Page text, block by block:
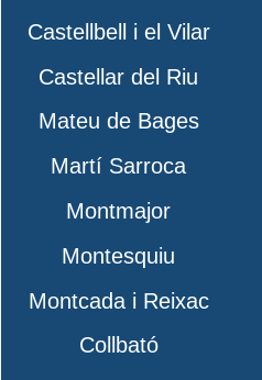
Castellbell i el Vilar
Castellar del Riu
Mateu de Bages
Martí Sarroca
Montmajor
Montesquiu
Montcada i Reixac
Collbató